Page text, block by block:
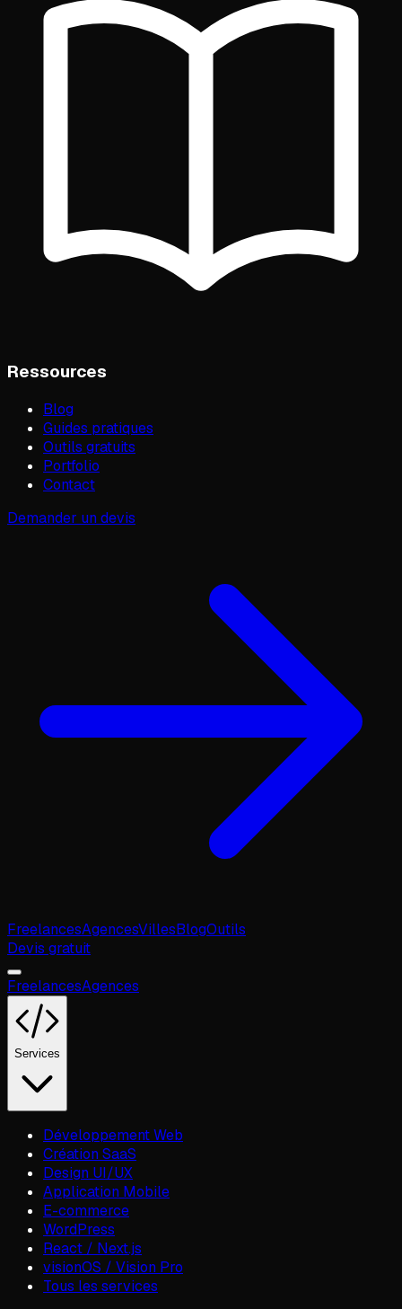
Ressources
Blog
Guides pratiques
Outils gratuits
Portfolio
Contact
Demander un devis
FreelancesAgencesVillesBlogOutils
Devis gratuit
FreelancesAgences
Services
Développement Web
Création SaaS
Design UI/UX
Application Mobile
E-commerce
WordPress
React / Next.js
visionOS / Vision Pro
Tous les services